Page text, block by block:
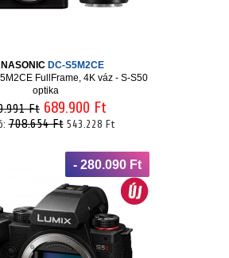
DC-S5M2CE
FullFrame, 4K váz - S-S50
optika
Ft 689.900 Ft
708.654 Ft 543.228 Ft
- 280.090 Ft